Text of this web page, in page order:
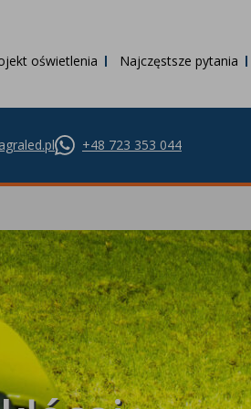
oświetlenia Najczęstsze pytania
+48 723 353 044